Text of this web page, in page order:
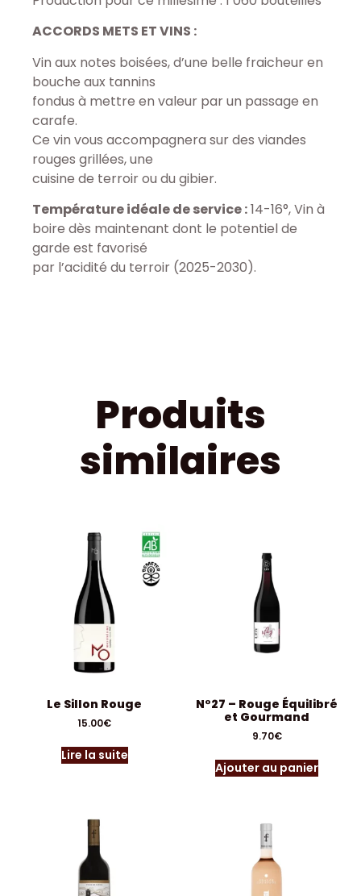
ACCORDS METS ET VINS :
Vin aux notes boisées, d’une belle fraicheur en
bouche aux tannins
fondus à mettre en valeur par un passage en
carafe.
Ce vin vous accompagnera sur des viandes
rouges grillées, une
cuisine de terroir ou du gibier.
Température idéale de service :14-16°, Vin à
boire dès maintenant dont le potentiel de
garde est favorisé
par l’acidité du terroir (2025-2030).
Produits
similaires
Le Sillon Rouge
15.00€
Lire la suite
N°27 – Rouge Équilibré
et Gourmand
9.70€
Ajouter au panier